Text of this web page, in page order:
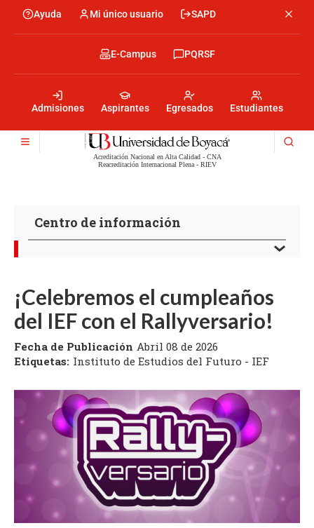
contenido
Menu
encabezado
Ayuda Mi único usuario SAPD
encabezado
Admisiones Aspirantes Egresados Estudiantes
Menu
encabezado
-
Derecha
E-Campus PQRSF
Menú
Acreditación Nacional en Alta Calidad - CNA
Reacreditación Internacional Plena - RIEV
Centro de información
¡Celebremos el cumpleaños
del IEF con el Rallyversario!
Fecha de Publicación Abril 08 de 2026
Etiquetas: Instituto de Estudios del Futuro - IEF